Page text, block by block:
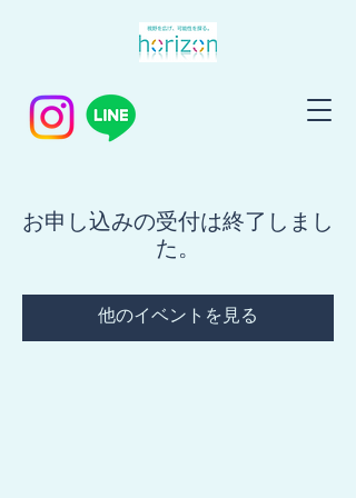
お申し込みの受付は終了しまし
た。
他のイベントを見る